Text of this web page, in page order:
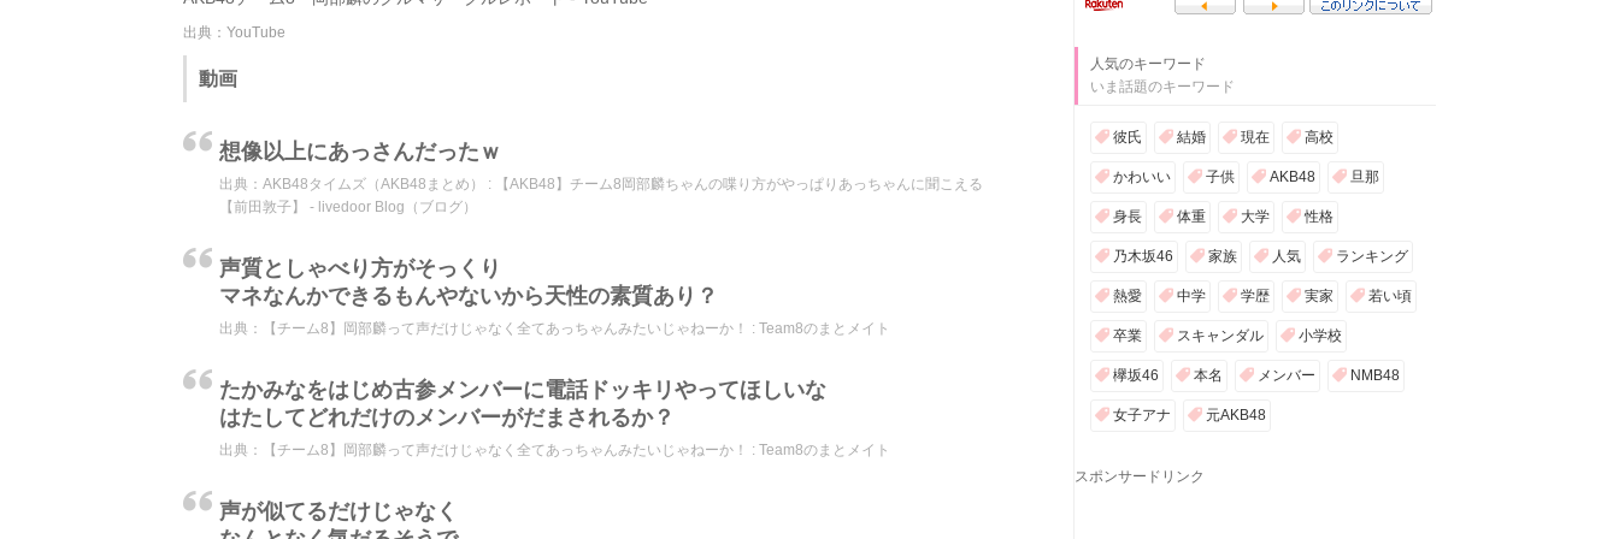
出典：YouTube
動画
想像以上にあっさんだったｗ
出典： AKB48タイムズ（AKB48まとめ） : 【AKB48】チーム8岡部麟ちゃんの喋り方がやっぱりあっちゃんに聞こえる
【前田敦子】 - livedoor Blog（ブログ）
声質としゃべり方がそっくり
マネなんかできるもんやないから天性の素質あり？
出典： 【チーム8】岡部麟って声だけじゃなく全てあっちゃんみたいじゃねーか！ : Team8のまとメイト
たかみなをはじめ古参メンバーに電話ドッキリやってほしいな
はたしてどれだけのメンバーがだまされるか？
出典： 【チーム8】岡部麟って声だけじゃなく全てあっちゃんみたいじゃねーか！ : Team8のまとメイト
声が似てるだけじゃなく
人気のキーワード
いま話題のキーワード
彼氏 結婚 現在 高校
かわいい 子供 AKB48 旦那
身長 体重 大学 性格
乃木坂46 家族 人気 ランキング
熱愛 中学 学歴 実家 若い頃
卒業 スキャンダル 小学校
欅坂46 本名 メンバー NMB48
女子アナ 元AKB48
スポンサードリンク